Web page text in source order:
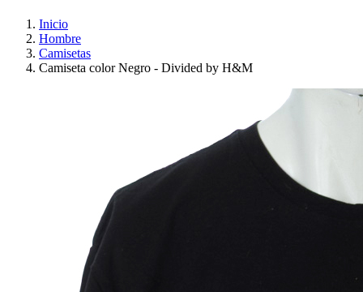
Inicio
Hombre
Camisetas
Camiseta color Negro - Divided by H&M